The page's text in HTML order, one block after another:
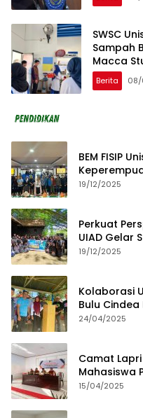
SWSC
Sampah
Macca
Berita
BEM FISIP
dan Budaya
19/12/2025
Perkuat
UIAD Gelar
19/12/2025
Kolaborasi
Bulu
24/04/2025
Camat
Mahasiswa
15/04/2025